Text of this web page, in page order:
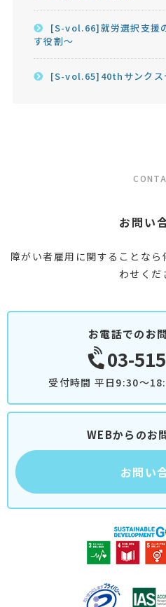
[S-vol.66]就労選択支援
す役割～
[S-vol.65]40thサンクス
お問い
障がい者雇用に関することな
わせくだ
お電話でのお
03-
受付時間 平日9:30～
WEBからのお
お問い